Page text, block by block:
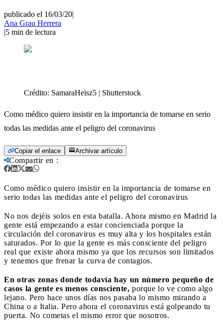
publicado el 16/03/20|
Ana Grau Herrera
|5 min de lectura
Crédito: SamaraHeisz5 | Shutterstock
Como médico quiero insistir en la importancia de tomarse en serio
todas las medidas ante el peligro del coronavirus
Copiar el enlace Archivar artículo
Compartir en :
Como médico quiero insistir en la importancia de tomarse en
serio todas las medidas ante el peligro del coronavirus
No nos dejéis solos en esta batalla. Ahora mismo en Madrid la
gente está empezando a estar concienciada porque la
circulación del coronavirus es muy alta y los hospitales están
saturados. Por lo que la gente es más consciente del peligro
real que existe ahora mismo ya que los recursos son limitados
y tenemos que frenar la curva de contagios.
En otras zonas donde todavía hay un número pequeño de
casos la gente es menos consciente, porque lo ve como algo
lejano. Pero hace unos días nos pasaba lo mismo mirando a
China o a Italia. Pero ahora el coronavirus está golpeando tu
puerta. No cometas el mismo error que nosotros.